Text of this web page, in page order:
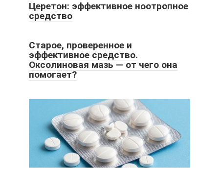
Церетон: эффективное ноотропное
средство
Старое, проверенное и
эффективное средство.
Оксолиновая мазь — от чего она
помогает?